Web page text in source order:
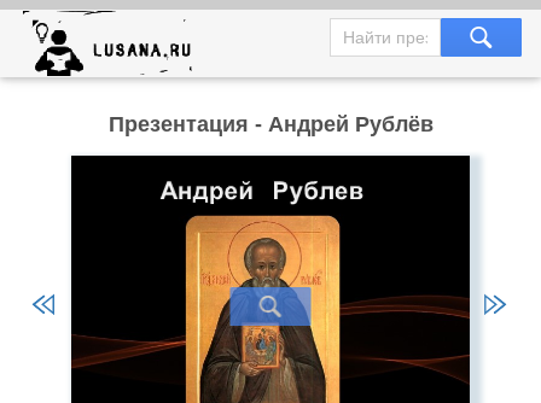
Презентация - Андрей Рублёв